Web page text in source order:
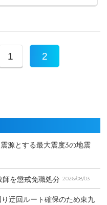
1 2
源とする最大震度3の地震
を懲戒免職処分 2026/08/03
迂回ルート確保のため東九